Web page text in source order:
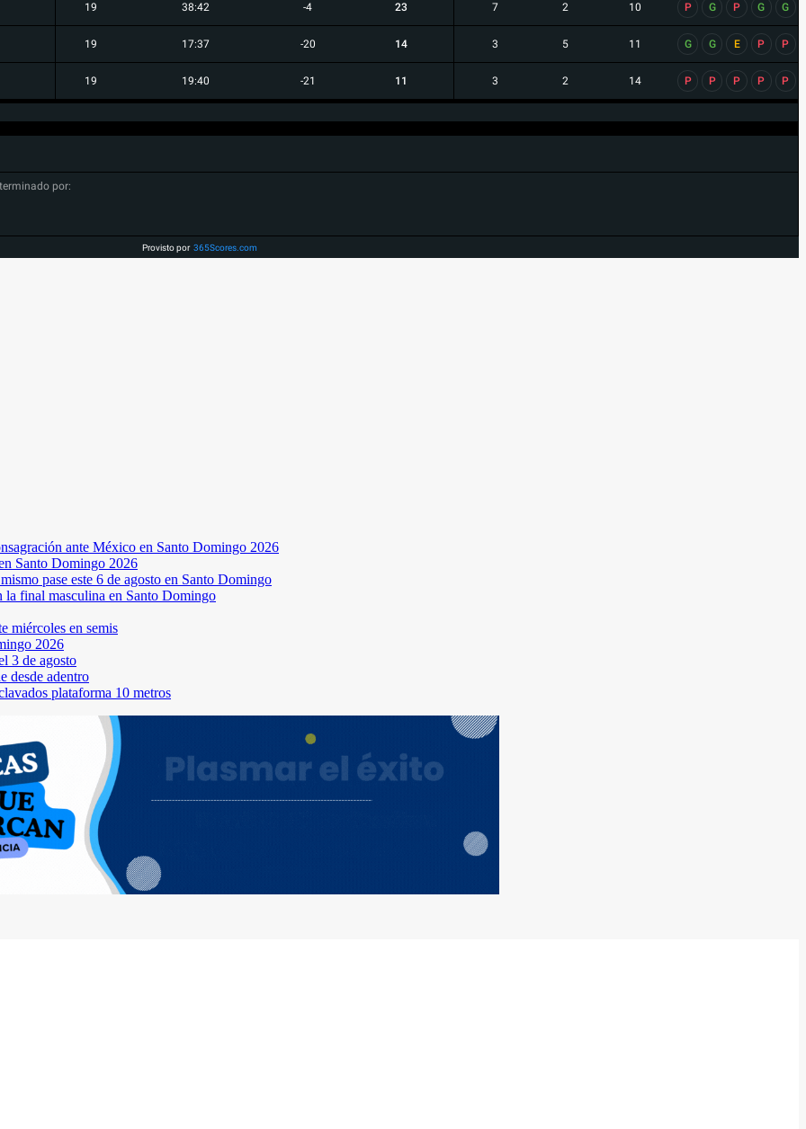
19 38:42 -4 23 7 2 10 P G P G G
19 17:37 -20 14 3 5 11 G G E P P
19 19:40 -21 11 3 2 14 P P P P P
por:
Provisto por 365Scores.com
ante México en Santo Domingo 2026
Santo Domingo 2026
pase este 6 de agosto en Santo Domingo
la final masculina en Santo Domingo
miércoles en semis
2026
3 de agosto
desde adentro
plataforma 10 metros